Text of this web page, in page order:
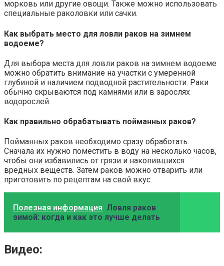
морковь или другие овощи. Также можно использовать
специальные раколовки или сачки.
Как выбрать место для ловли раков на зимнем
водоеме?
Для выбора места для ловли раков на зимнем водоеме
можно обратить внимание на участки с умеренной
глубиной и наличием подводной растительности. Раки
обычно скрываются под камнями или в зарослях
водорослей.
Как правильно обрабатывать пойманных раков?
Пойманных раков необходимо сразу обработать.
Сначала их нужно поместить в воду на несколько часов,
чтобы они избавились от грязи и накопившихся
вредных веществ. Затем раков можно отварить или
приготовить по рецептам на свой вкус.
Полезная информация Ловля раков
зимой: когда и как это лучше делать
Видео: